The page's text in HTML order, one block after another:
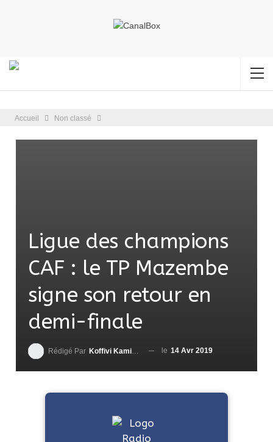
Accueil Non classé
Ligue des champions
CAF : le TP Mazembe
signe son retour en
demi-finale
Rédigé Par Koffivi Kami AGBETOU le 14 Avr 2019